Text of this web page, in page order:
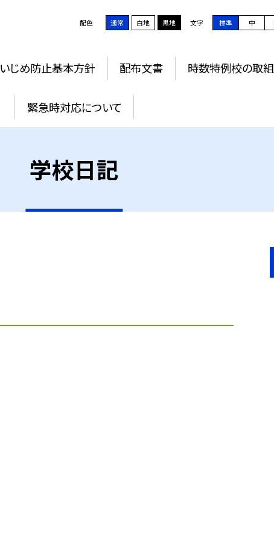
配色 通常 白地 黒地 文字 標準 中
いじめ防止基本方針 配布文書 時数特例校の取組
緊急時対応について
学校日記